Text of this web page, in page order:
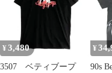
¥ 3,480
3507 ベティブープ
¥
90s